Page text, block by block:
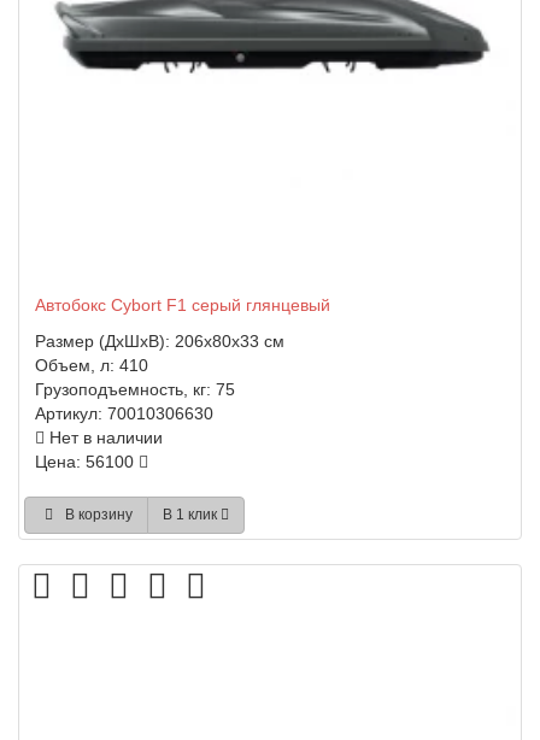
Автобокс Cybort F1 серый глянцевый
Размер (ДхШхВ): 206x80x33 см
Объем, л: 410
Грузоподъемность, кг: 75
Артикул: 70010306630
Нет в наличии
Цена: 56100
В корзину В 1 клик